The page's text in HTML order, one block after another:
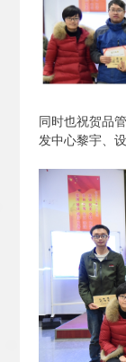
同时也祝贺品
发中心黎宇、